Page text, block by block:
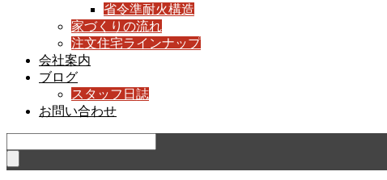
省令準耐火構造
家づくりの流れ
注文住宅ラインナップ
会社案内
ブログ
スタッフ日誌
お問い合わせ